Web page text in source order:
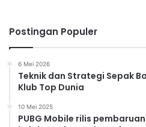
Postingan Populer
6 Mei 2026
Teknik dan Strategi Sepak
Klub Top Dunia
10 Mei 2025
PUBG Mobile rilis